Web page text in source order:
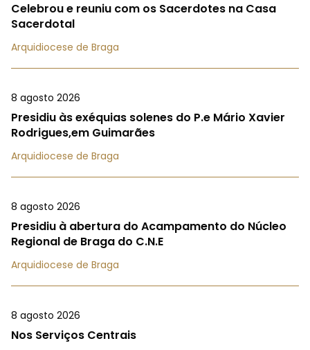
Celebrou e reuniu com os Sacerdotes na Casa
Sacerdotal
Arquidiocese de Braga
8 agosto 2026
Presidiu às exéquias solenes do P.e Mário Xavier
Rodrigues,em Guimarães
Arquidiocese de Braga
8 agosto 2026
Presidiu à abertura do Acampamento do Núcleo
Regional de Braga do C.N.E
Arquidiocese de Braga
8 agosto 2026
Nos Serviços Centrais